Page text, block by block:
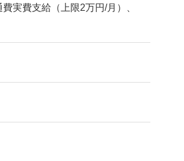
実費支給（上限2万円/月）、